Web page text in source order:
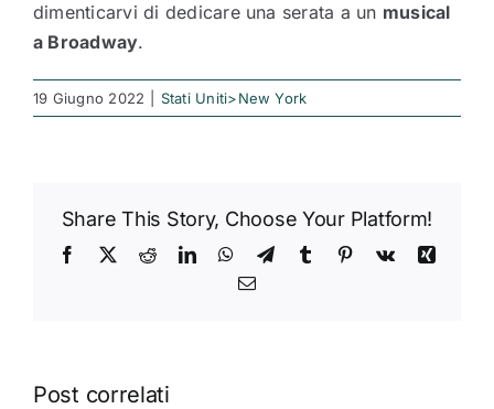
dimenticarvi di dedicare una serata a un musical
a Broadway.
19 Giugno 2022 Stati Uniti>New York
Share This Story, Choose Your Platform!
Facebook
X RedditLinkedInWhatsApp
TelegramTumblr Pinterest
Vk
Xing
Email
Post correlati